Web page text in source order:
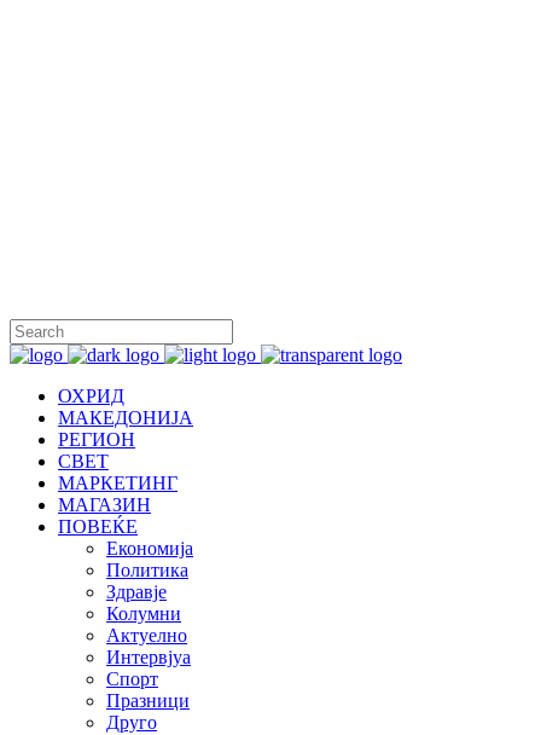
ОХРИД
МАКЕДОНИЈА
РЕГИОН
СВЕТ
МАРКЕТИНГ
МАГАЗИН
ПОВЕЌЕ
Економија
Политика
Здравје
Колумни
Актуелно
Интервјуа
Спорт
Празници
Друго